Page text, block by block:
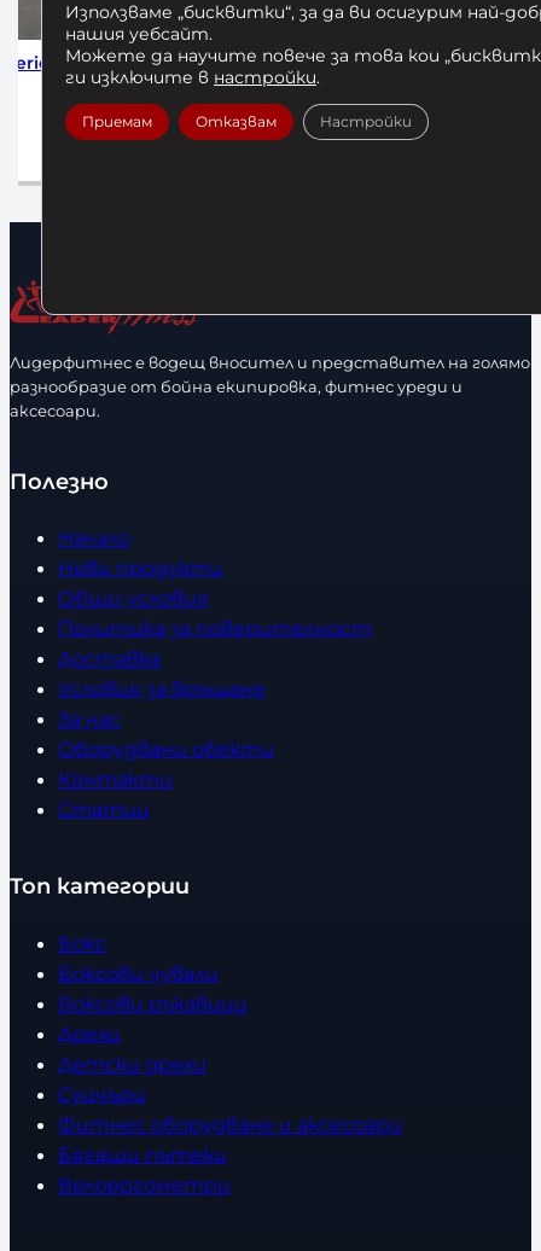
Бинтове за Бокс Venum 4м
Black/Gold
12,00€/ 23,47 лв.
Бинтове
Лидерфитнес е водещ вносител и представител на голямо
разнообразие от бойна екипировка, фитнес уреди и
аксесоари.
Полезно
Начало
Нови продукти
Общи условия
Политика за поверителност
Доставка
Условия за връщане
За нас
Оборудвани обекти
Контакти
Статии
Топ категории
Бокс
Боксови чували
Боксови ръкавици
Дрехи
Детски дрехи
Суичъри
Фитнес оборудване и аксесоари
Бягащи пътеки
Велоергометри
Използваме „бисквитки“, за да ви осигурим най-
нашия уебсайт.
Можете да научите повече за това кои
ги изключите в настройки.
Приемам Отказвам Настройки